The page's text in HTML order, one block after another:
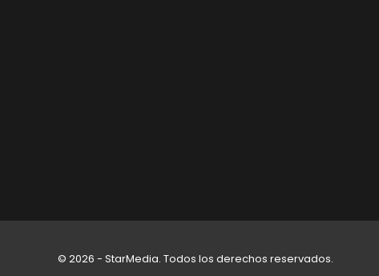
© 2026 - StarMedia. Todos los derechos reservados.